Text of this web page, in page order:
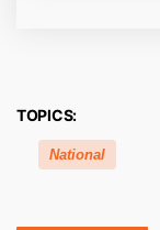
TOPICS:
National